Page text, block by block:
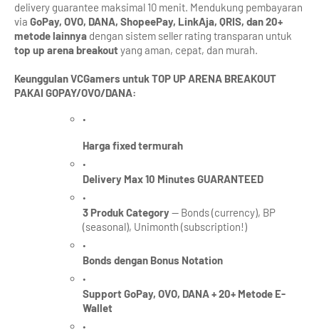
delivery guarantee maksimal 10 menit. Mendukung pembayaran
via GoPay, OVO, DANA, ShopeePay, LinkAja, QRIS, dan 20+
metode lainnya
top up arena breakout yang aman, cepat, dan murah.
Keunggulan VCGamers untuk TOP UP ARENA BREAKOUT
PAKAI GOPAY/OVO/DANA:
Harga fixed termurah
Delivery Max 10 Minutes GUARANTEED
3 Produk Category — Bonds (currency), BP
(seasonal), Unimonth (subscription!)
Bonds dengan Bonus Notation
Support GoPay, OVO, DANA + 20+ Metode E-
Wallet